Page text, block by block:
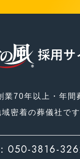
業70年以上・年間
密着の葬儀社です
050-3816-